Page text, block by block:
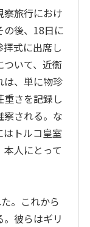
察旅行におけ
後、 18日に
式に出席し
ついて、近衞
は、単に物珍
重さを記録し
察される。な
トルコ皇室
人にとって
。これから
彼らはギリ